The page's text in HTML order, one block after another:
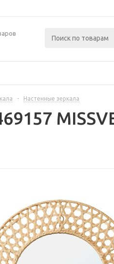
- Настенные зеркала